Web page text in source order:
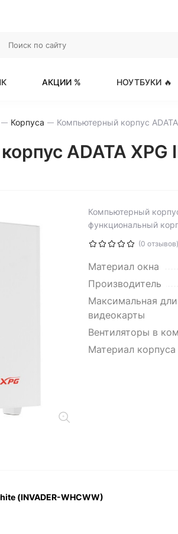
АКЦИИ % НОУТБУКИ 🔥
Корпуса
ADATA XPG
Компьютерный
функциональный
(0 отзывов)
Материал окна
Производитель
Максимальная
видеокарты
Вентиляторы в
Материал корпуса
(INVADER-WHCWW)